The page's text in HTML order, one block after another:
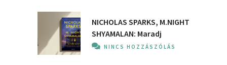
NICHOLAS SPARKS, M.NIGHT
SHYAMALAN: Maradj
NINCS HOZZÁSZÓLÁS